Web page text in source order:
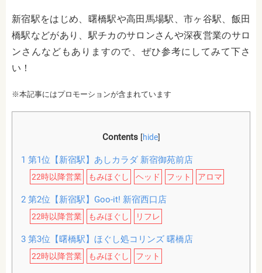
新宿駅をはじめ、曙橋駅や高田馬場駅、市ヶ谷駅、飯田
橋駅などがあり、駅チカのサロンさんや深夜営業のサロ
ンさんなどもありますので、ぜひ参考にしてみて下さ
い！
※本記事にはプロモーションが含まれています
Contents [hide]
1 第1位【新宿駅】あしカラダ 新宿御苑前店
22時以降営業 もみほぐし ヘッド フット アロマ
2第2位【新宿駅】Goo-it! 新宿西口店
22時以降営業 もみほぐし リフレ
3第3位【曙橋駅】ほぐし処コリンズ 曙橋店
22時以降営業 もみほぐし フット